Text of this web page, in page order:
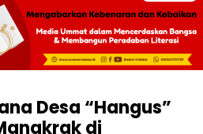
Desa “Hangus”
di